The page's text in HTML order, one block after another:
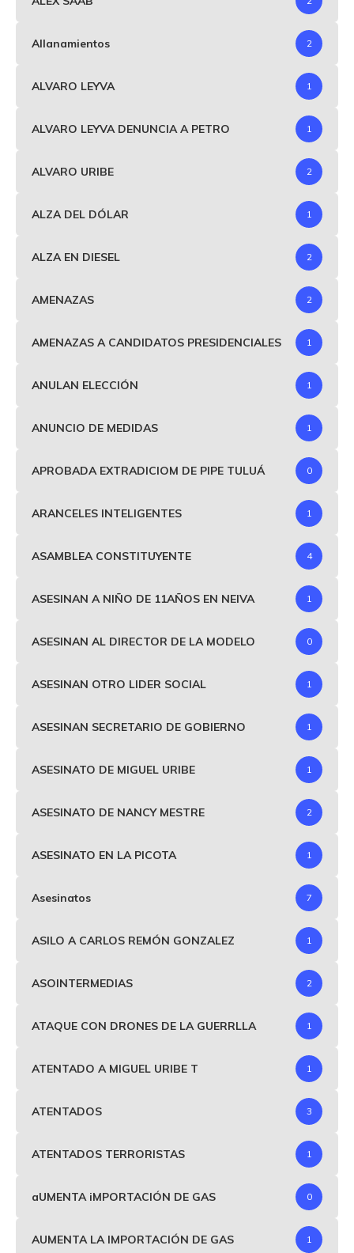
Allanamientos 2
ALVARO LEYVA 1
ALVARO LEYVA DENUNCIA A PETRO 1
ALVARO URIBE 2
ALZA DEL DÓLAR 1
ALZA EN DIESEL 2
AMENAZAS 2
AMENAZAS A CANDIDATOS PRESIDENCIALES 1
ANULAN ELECCIÓN 1
ANUNCIO DE MEDIDAS 1
APROBADA EXTRADICIOM DE PIPE TULUÁ 0
ARANCELES INTELIGENTES 1
ASAMBLEA CONSTITUYENTE 4
ASESINAN A NIÑO DE 11AÑOS EN NEIVA 1
ASESINAN AL DIRECTOR DE LA MODELO 0
ASESINAN OTRO LIDER SOCIAL 1
ASESINAN SECRETARIO DE GOBIERNO 1
ASESINATO DE MIGUEL URIBE 1
ASESINATO DE NANCY MESTRE 2
ASESINATO EN LA PICOTA 1
Asesinatos 7
ASILO A CARLOS REMÓN GONZALEZ 1
ASOINTERMEDIAS 2
ATAQUE CON DRONES DE LA GUERRLLA 1
ATENTADO A MIGUEL URIBE T 1
ATENTADOS 3
ATENTADOS TERRORISTAS 1
aUMENTA iMPORTACIÓN DE GAS 0
AUMENTA LA IMPORTACIÓN DE GAS 1